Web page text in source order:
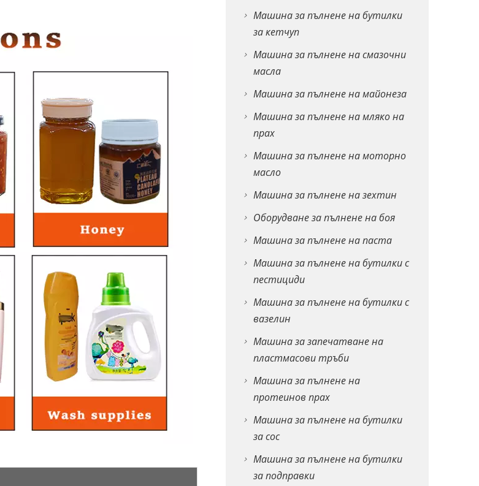
Машина за пълнене на бутилки
за кетчуп
Машина за пълнене на смазочни
масла
Машина за пълнене на майонеза
Машина за пълнене на мляко на
прах
Машина за пълнене на моторно
масло
Машина за пълнене на зехтин
Оборудване за пълнене на боя
Машина за пълнене на паста
Машина за пълнене на бутилки с
пестициди
Машина за пълнене на бутилки с
вазелин
Машина за запечатване на
пластмасови тръби
Машина за пълнене на
протеинов прах
Машина за пълнене на бутилки
за сос
Машина за пълнене на бутилки
за подправки